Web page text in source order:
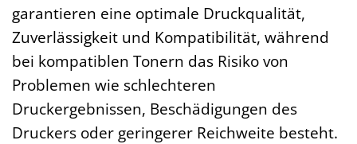
garantieren eine optimale Druckqualität,
Zuverlässigkeit und Kompatibilität, während
bei kompatiblen Tonern das Risiko von
Problemen wie schlechteren
Druckergebnissen, Beschädigungen des
Druckers oder geringerer Reichweite besteht.